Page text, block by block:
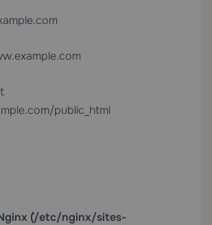
public_html
(`/etc/nginx/sites-